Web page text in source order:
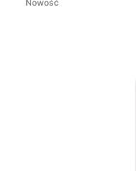
Nowość